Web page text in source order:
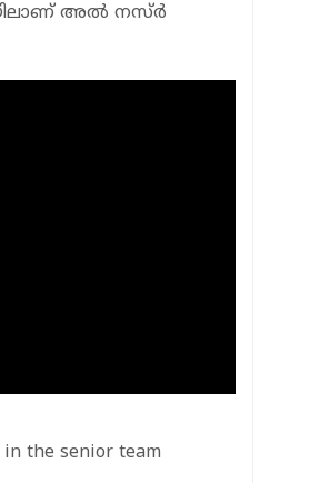
അല്‍ നസ്ര്‍
the senior team